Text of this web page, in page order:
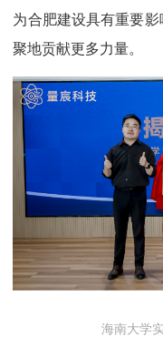
为合肥建设具有重要
聚地贡献更多力量。
海南大学